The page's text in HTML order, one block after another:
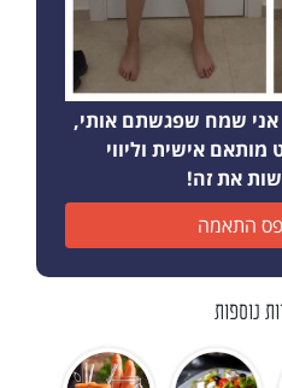
אני שמח שפגשתם אותי,
אישית וליווי
את זה!
התאמה
נוספות